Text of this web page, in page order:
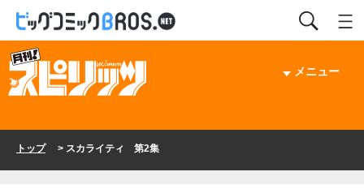
メニュー
トップ> スカライティ 第2集